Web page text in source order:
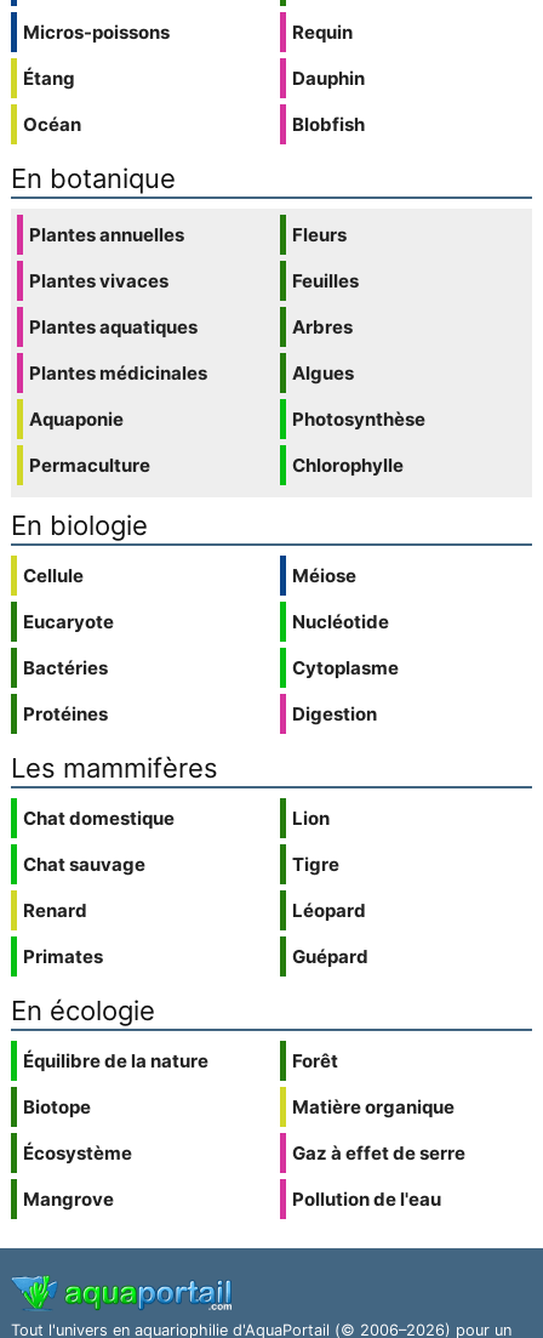
Micros-poissons
Étang
Océan
Requin
Dauphin
Blobfish
En botanique
Plantes annuelles
Plantes vivaces
Plantes aquatiques
Plantes médicinales
Aquaponie
Permaculture
Fleurs
Feuilles
Arbres
Algues
Photosynthèse
Chlorophylle
En biologie
Cellule
Eucaryote
Bactéries
Protéines
Méiose
Nucléotide
Cytoplasme
Digestion
Les mammifères
Chat domestique
Chat sauvage
Renard
Primates
Lion
Tigre
Léopard
Guépard
En écologie
Équilibre de la nature
Biotope
Écosystème
Mangrove
Forêt
Matière organique
Gaz à effet de serre
Pollution de l'eau
Tout l'univers en aquariophilie d'AquaPortail (© 2006–2026) pour un